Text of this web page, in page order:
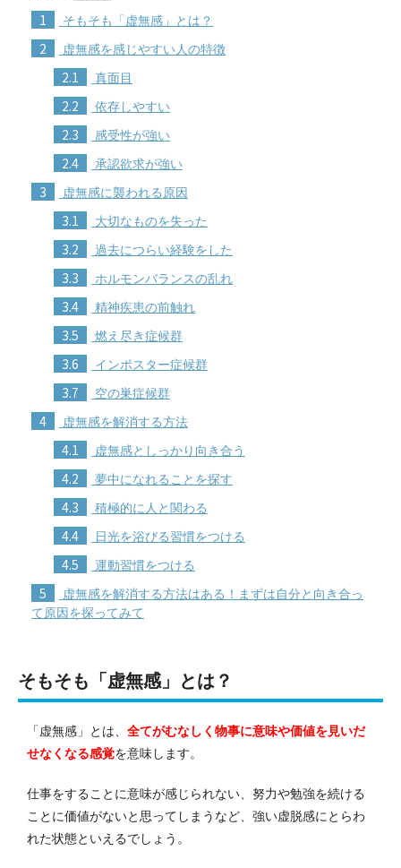
1 そもそも「虚無感」とは？
2 虚無感を感じやすい人の特徴
2.1 真面目
2.2 依存しやすい
2.3 感受性が強い
2.4 承認欲求が強い
3 虚無感に襲われる原因
3.1 大切なものを失った
3.2 過去につらい経験をした
3.3 ホルモンバランスの乱れ
3.4 精神疾患の前触れ
3.5 燃え尽き症候群
3.6 インポスター症候群
3.7 空の巣症候群
4 虚無感を解消する方法
4.1 虚無感としっかり向き合う
4.2 夢中になれることを探す
4.3 積極的に人と関わる
4.4 日光を浴びる習慣をつける
4.5 運動習慣をつける
5
虚無感を解消する方法はある！まずは自分と向き合っ
て原因を探ってみて
そもそも「虚無感」とは？
「虚無感」とは、 全てがむなしく物事に意味や価値を見いだ
せなくなる感覚を意味します。
仕事をすることに意味が感じられない、努力や勉強を続ける
ことに価値がないと思ってしまうなど、強い虚脱感にとらわ
れた状態といえるでしょう。